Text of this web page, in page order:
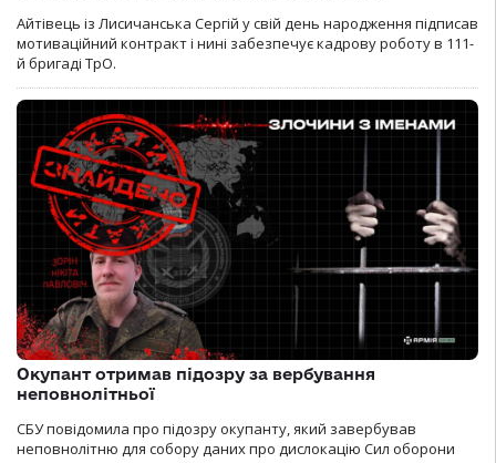
Айтівець із Лисичанська Сергій у свій день народження підписав
мотиваційний контракт і нині забезпечує кадрову роботу в 111-
й бригаді ТрО.
Окупант отримав підозру за вербування
неповнолітньої
СБУ повідомила про підозру окупанту, який завербував
неповнолітню для собору даних про дислокацію Сил оборони